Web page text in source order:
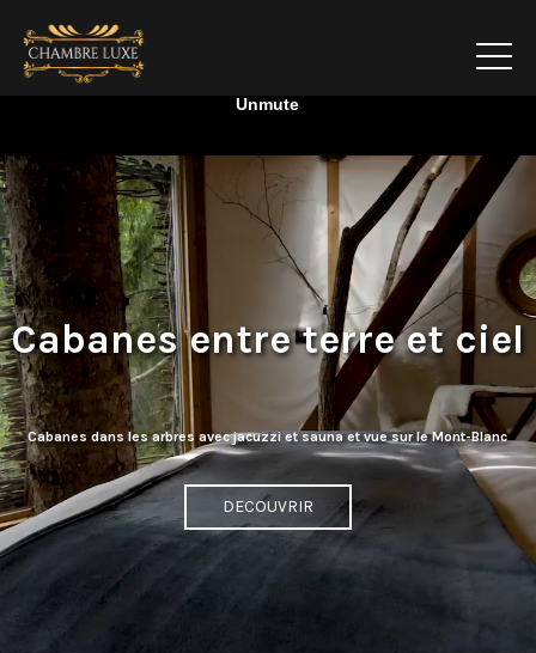
Cabanes entre terre et ciel
DECOUVRIR
Cabanes dans les arbres avec jacuzzi et sauna et vue sur le Mont-Blanc